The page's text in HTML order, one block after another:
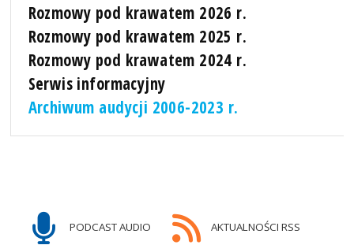
Rozmowy pod krawatem 2026 r.
Rozmowy pod krawatem 2025 r.
Rozmowy pod krawatem 2024 r.
Serwis informacyjny
Archiwum audycji 2006-2023 r.
PODCAST AUDIO AKTUALNOŚCI RSS